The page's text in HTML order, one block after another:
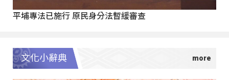
平埔專法已施行 原民身分法暫緩審查
文化小辭典